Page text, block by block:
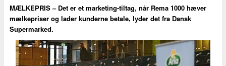
MÆLKEPRIS – Det er et marketing-tiltag, når Rema 1000 hæver
mælkepriser og lader kunderne betale, lyder det fra Dansk
Supermarked.